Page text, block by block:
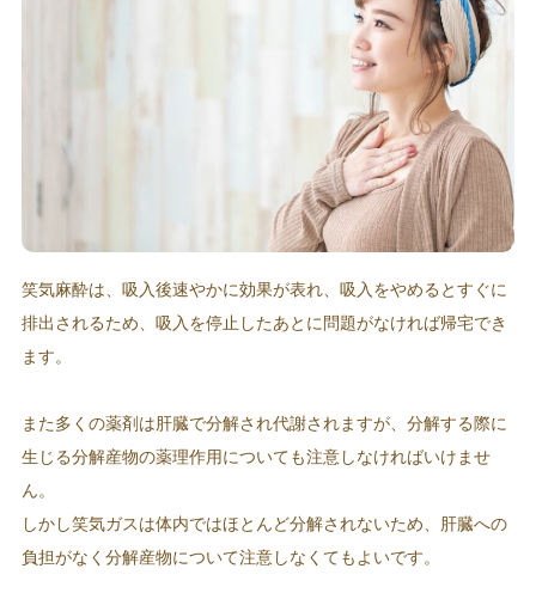
笑気麻酔は、吸入後速やかに効果が表れ、吸入をやめるとすぐに
排出されるため、吸入を停止したあとに問題がなければ帰宅でき
ます。
また多くの薬剤は肝臓で分解され代謝されますが、分解する際に
生じる分解産物の薬理作用についても注意しなければいけませ
ん。
しかし笑気ガスは体内ではほとんど分解されないため、肝臓への
負担がなく分解産物について注意しなくてもよいです。